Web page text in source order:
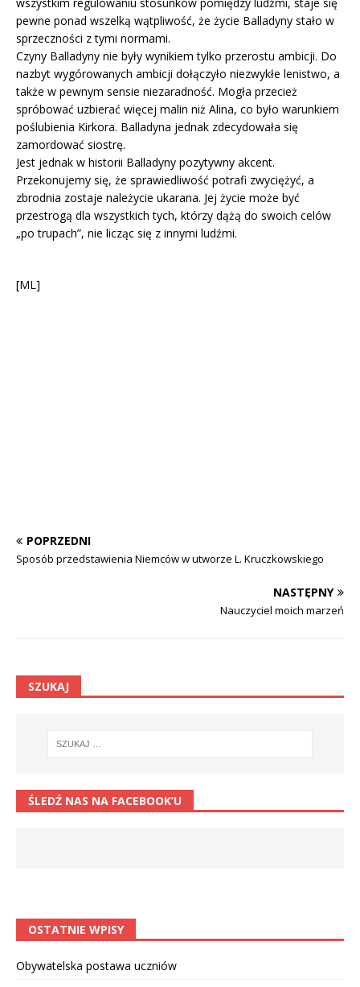
pewne ponad wszelką wątpliwość, że życie Balladyny stało w
sprzeczności z tymi normami.
Czyny Balladyny nie były wynikiem tylko przerostu ambicji. Do
nazbyt wygórowanych ambicji dołączyło niezwykłe lenistwo, a
także w pewnym sensie niezaradność. Mogła przecież
spróbować uzbierać więcej malin niż Alina, co było warunkiem
poślubienia Kirkora. Balladyna jednak zdecydowała się
zamordować siostrę.
Jest jednak w historii Balladyny pozytywny akcent.
Przekonujemy się, że sprawiedliwość potrafi zwyciężyć, a
zbrodnia zostaje należycie ukarana. Jej życie może być
przestrogą dla wszystkich tych, którzy dążą do swoich celów
„po trupach”, nie licząc się z innymi ludźmi.
[ML]
POPRZEDNI
Sposób przedstawienia Niemców w utworze L. Kruczkowskiego
NASTĘPNY
Nauczyciel moich marzeń
SZUKAJ
ŚLEDŹ NAS NA FACEBOOK’U
OSTATNIE WPISY
Obywatelska postawa uczniów